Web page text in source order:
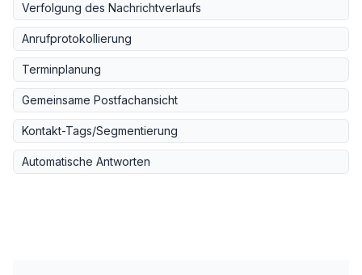
Verfolgung des Nachrichtverlaufs
Anrufprotokollierung
Terminplanung
Gemeinsame Postfachansicht
Kontakt-Tags/Segmentierung
Automatische Antworten